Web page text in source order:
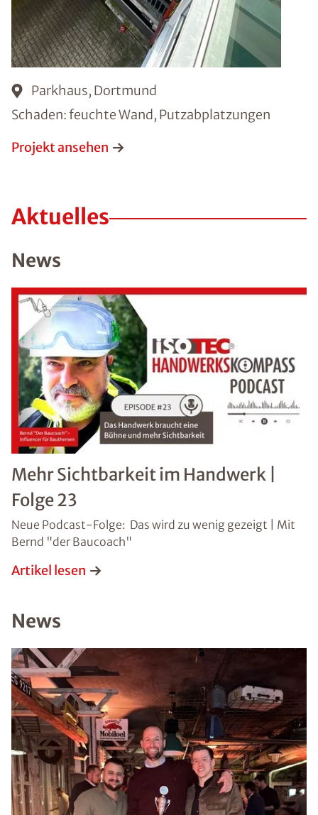
Parkhaus, Dortmund
Schaden: feuchte Wand, Putzabplatzungen
Projekt ansehen
Aktuelles
News
Mehr Sichtbarkeit im Handwerk |
Folge 23
Neue Podcast-Folge: Das wird zu wenig gezeigt | Mit
Bernd "der Baucoach"
Artikel lesen
News